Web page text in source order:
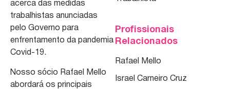
acerca das medidas
trabalhistas anunciadas
pelo Governo para
enfrentamento da pandemia
Covid-19.
Nosso sócio Rafael Mello
abordará os principais
Profissionais
Relacionados
Rafael Mello
Israel Carneiro Cruz